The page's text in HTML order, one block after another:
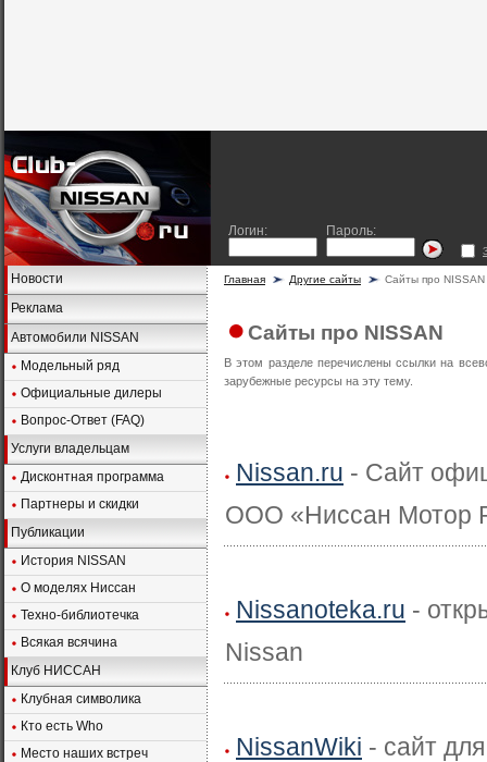
Логин: Пароль:
Новости
Реклама
Автомобили NISSAN
Модельный ряд
Официальные дилеры
Вопрос-Ответ (FAQ)
Услуги владельцам
Дисконтная программа
Партнеры и скидки
Публикации
История NISSAN
О моделях Ниссан
Техно-библиотечка
Всякая всячина
Клуб НИССАН
Клубная символика
Кто есть Who
Место наших встреч
Главная Другие сайты Сайты про NISSAN
Сайты про NISSAN
В этом разделе перечислены ссылки на
зарубежные ресурсы на эту тему.
Nissan.ru - Сайт
ООО «Ниссан Мотор
Nissanoteka.ru -
Nissan
NissanWiki - сайт